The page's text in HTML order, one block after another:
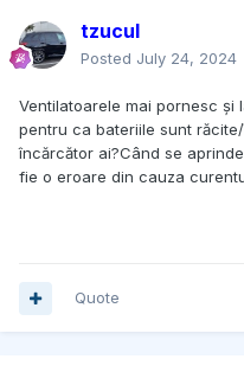
tzucul
Posted July 24, 2024
Ventilatoarele mai pornesc
pentru ca bateriile sunt
încărcător ai?Când se
fie o eroare din cauza
Quote